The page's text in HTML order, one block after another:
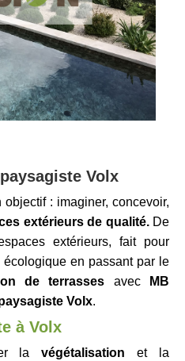
paysagiste Volx
: imaginer, concevoir,
extérieurs de qualité.De
extérieurs, fait pour
en passant par le
de terrasses avec
MB
Volx.
à Volx
lavégétalisation et la